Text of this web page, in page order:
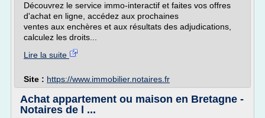
Découvrez le service immo-interactif et faites vos offres
d'achat en ligne, accédez aux prochaines
ventes aux enchères et aux résultats des adjudications,
calculez les droits...
Lire la suite
Site : https://www.immobilier.notaires.fr
Achat appartement ou maison en Bretagne -
Notaires de l ...